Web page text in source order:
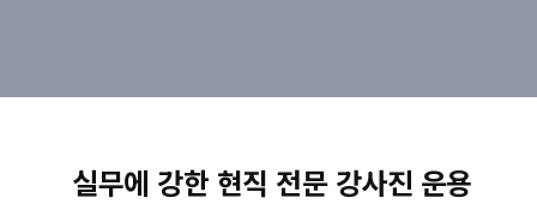
실무에 강한 현직 전문 강사진 운용